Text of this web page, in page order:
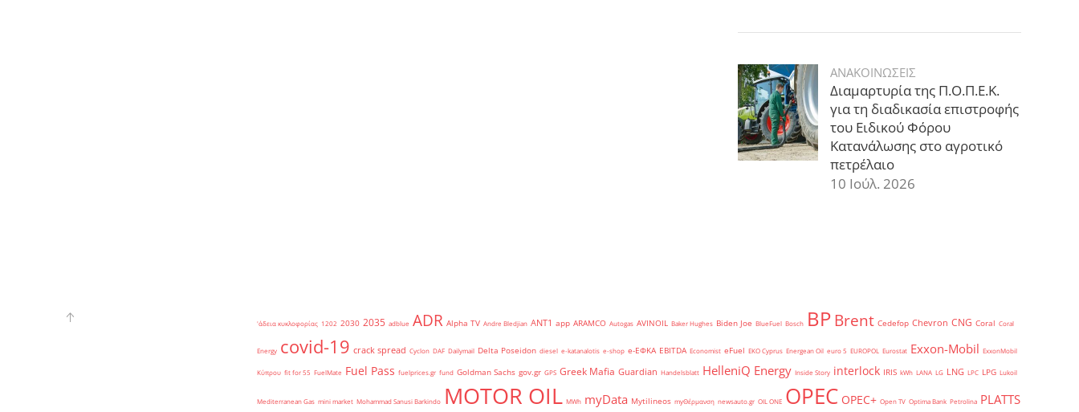
ΑΝΑΚΟΙΝΩΣΕΙΣ
Διαμαρτυρία της Π.Ο.Π.Ε.Κ.
για τη διαδικασία επιστροφής
του Ειδικού Φόρου
Κατανάλωσης στο αγροτικό
πετρέλαιο
10 Ιούλ. 2026
'άδεια κυκλοφορίας 1202 2030 2035 adblue ADR Alpha TV Andre Bledjian ANT1 app ARAMCO Autogas AVINOIL Baker Hughes Biden Joe BlueFuel Bosch BPBrent Cedefop Chevron CNG Coral Coral
Energy covid-19 crack spread Cyclon DAF Dailymail Delta Poseidon diesel e-katanalotis e-shop e-ΕΦΚΑ EBITDA Economist eFuel EKO Cyprus Energean Oil euro 5 EUROPOL Eurostat Exxon-Mobil ExxonMobil
Κύπρου fit for 55 FuelMate Fuel Pass fuelprices.gr fund Goldman Sachs gov.gr GPS Greek Mafia Guardian Handelsblatt HelleniQ Energy Inside Story interlock IRIS kWh LANA LG LNG LPC LPG Lukoil
Mediterranean Gas mini market Mohammad Sanusi Barkindo MOTOR OIL MWh myData Mytilineos myΘέρμανση newsauto.gr OIL ONE OPEC OPEC+ Open TV Optima Bank Petrolina PLATTS